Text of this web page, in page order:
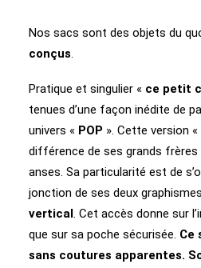
Nos sacs sont des objets du
conçus.
Pratique et singulier « ce petit
tenues d’une façon inédite de
univers « POP ». Cette version «
différence de ses grands
anses. Sa particularité est de
jonction de ses deux
vertical. Cet accès donne sur
que sur sa poche sécurisée. Ce
sans coutures apparentes.